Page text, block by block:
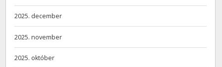
2025. december
2025. november
2025. október